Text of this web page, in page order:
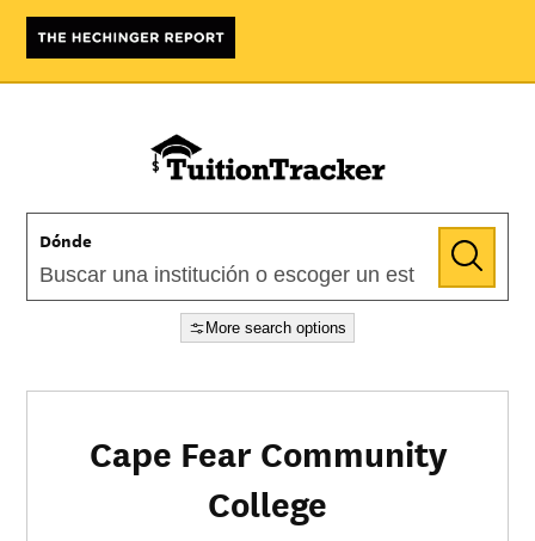
Dónde
More search options
Cape Fear Community
College